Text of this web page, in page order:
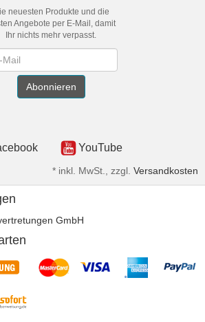
neuesten Produkte und die
Angebote per E-Mail, damit
Ihr nichts mehr verpasst.
Abonnieren
YouTube
* inkl. MwSt., zzgl. Versandkosten